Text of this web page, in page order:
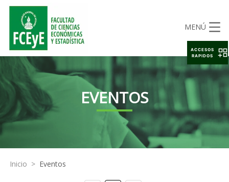
MENÚ
EVENTOS
Inicio > Eventos
ACCESOS
RAPIDOS